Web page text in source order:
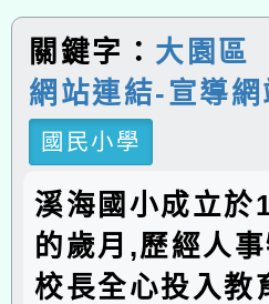
關鍵字： 大園區
網站連結-宣導網
國民小學
溪海國小成立於
的歲月,歷經人
校長全心投入教